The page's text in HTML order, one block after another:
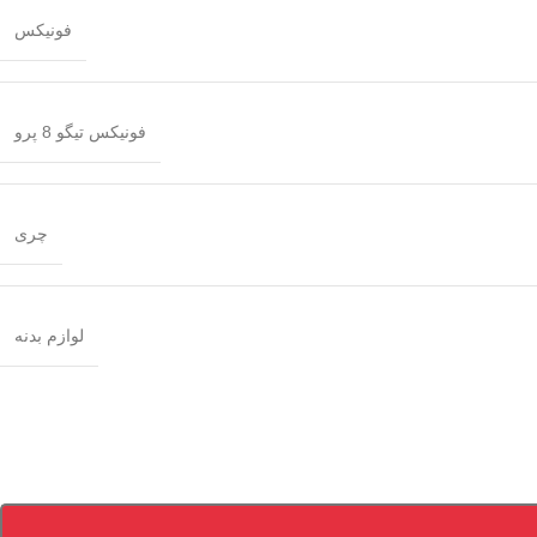
فونیکس
فونیکس تیگو 8 پرو
چری
لوازم بدنه